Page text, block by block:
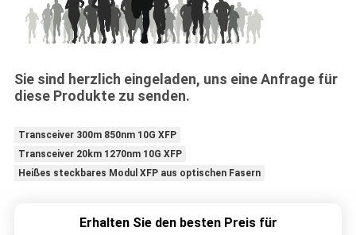
Sie sind herzlich eingeladen, uns eine Anfrage für
diese Produkte zu senden.
Transceiver 300m 850nm 10G XFP
Transceiver 20km 1270nm 10G XFP
Heißes steckbares Modul XFP aus optischen Fasern
Erhalten Sie den besten Preis für